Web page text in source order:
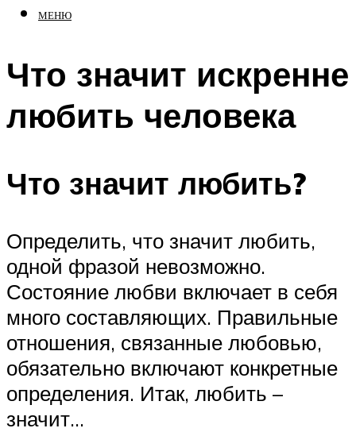
МЕНЮ
Что значит искренне
любить человека
Что значит любить?
Определить, что значит любить,
одной фразой невозможно.
Состояние любви включает в себя
много составляющих. Правильные
отношения, связанные любовью,
обязательно включают конкретные
определения. Итак, любить –
значит…